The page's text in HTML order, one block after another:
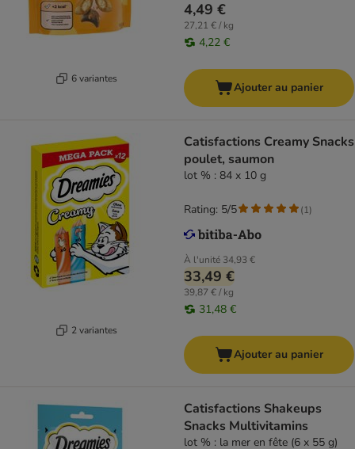
6 variantes
4,49 €
27,21 € / kg
4,22 €
Ajouter au panier
2 variantes
Catisfactions Creamy Snacks
poulet, saumon
lot % : 84 x 10 g
À l'unité 34,93 €
33,49 €
39,87 € / kg
31,48 €
Rating: 5/5 (1)
Ajouter au panier
Catisfactions Shakeups
Snacks Multivitamins
lot % : la mer en fête (6 x 55 g)